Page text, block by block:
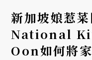
新加坡娘惹菜
National
Oon如何將